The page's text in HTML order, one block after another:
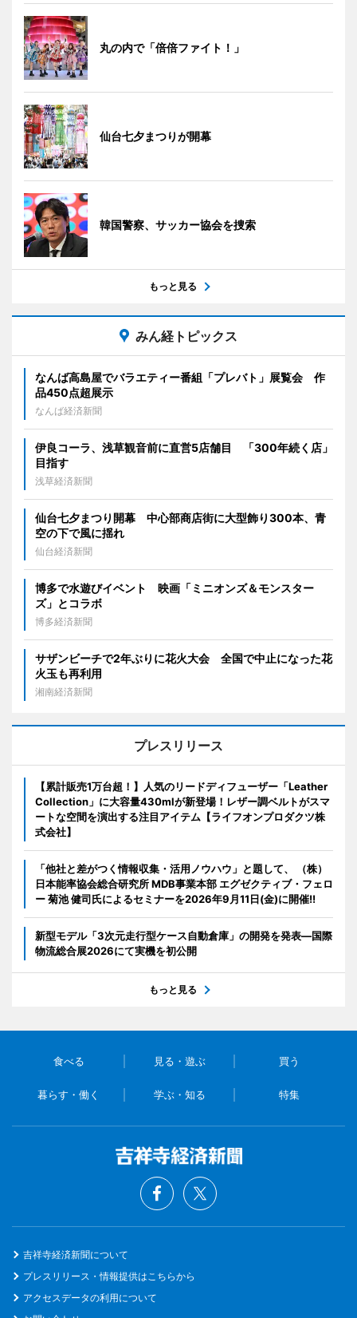
丸の内で「倍倍ファイト！」
仙台七夕まつりが開幕
韓国警察、サッカー協会を捜索
もっと見る
みん経トピックス
なんば高島屋でバラエティー番組「プレバト」展覧会 作
品450点超展示
なんば経済新聞
伊良コーラ、浅草観音前に直営5店舗目 「300年続く店」
目指す
浅草経済新聞
仙台七夕まつり開幕 中心部商店街に大型飾り300本、青
空の下で風に揺れ
仙台経済新聞
博多で水遊びイベント 映画「ミニオンズ＆モンスター
ズ」とコラボ
博多経済新聞
サザンビーチで2年ぶりに花火大会 全国で中止になった花
火玉も再利用
湘南経済新聞
プレスリリース
【累計販売1万台超！】人気のリードディフューザー「Leather
Collection」に大容量430mlが新登場！レザー調ベルトがスマ
ートな空間を演出する注目アイテム【ライフオンプロダクツ株
式会社】
「他社と差がつく情報収集・活用ノウハウ」と題して、 （株）
日本能率協会総合研究所 MDB事業本部 エグゼクティブ・フェロ
ー 菊池 健司氏によるセミナーを2026年9月11日(金)に開催!!
新型モデル「3次元走行型ケース自動倉庫」の開発を発表―国際
物流総合展2026にて実機を初公開
もっと見る
食べる 見る・遊ぶ 買う
暮らす・働く 学ぶ・知る 特集
吉祥寺経済新聞について
プレスリリース・情報提供はこちらから
アクセスデータの利用について